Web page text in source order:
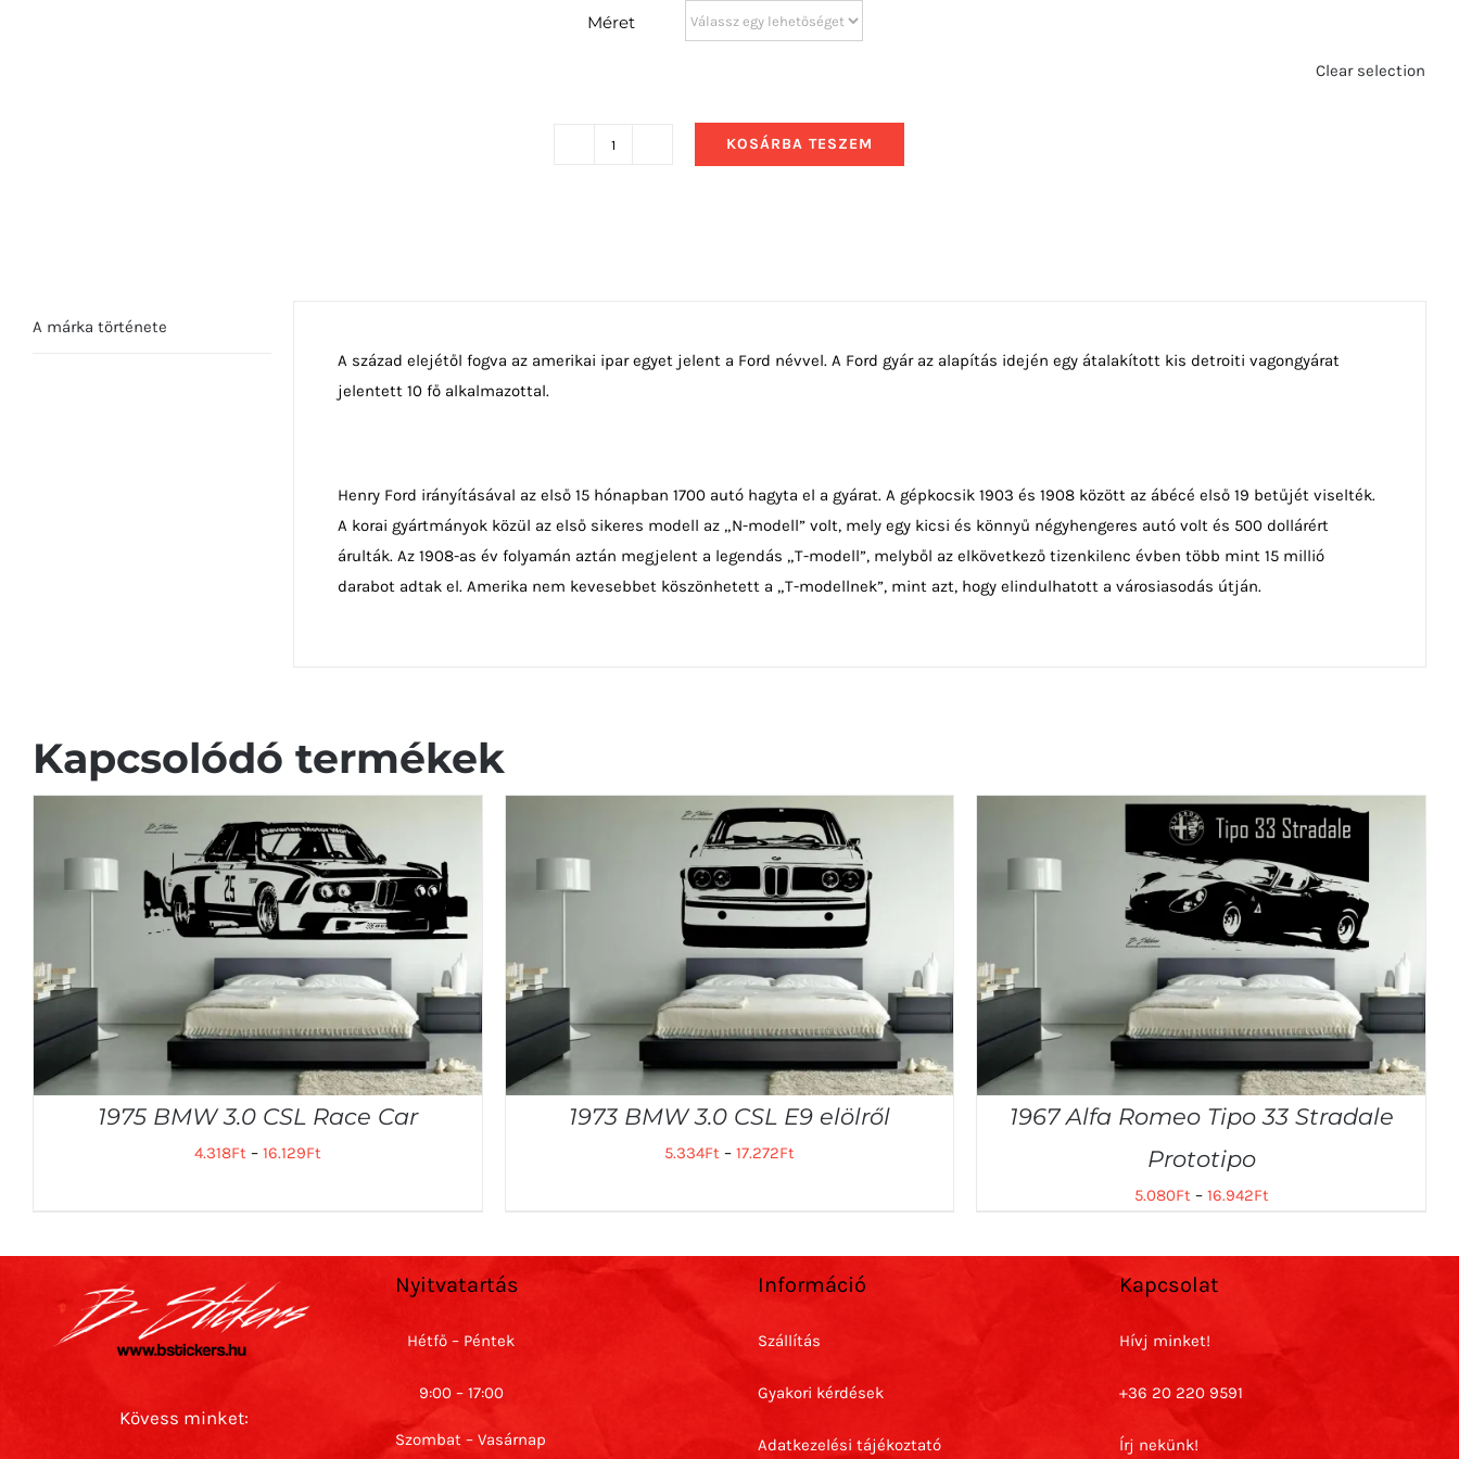
Méret
Clear selection
KOSÁRBA TESZEM
A márka története
A század elejétől fogva az amerikai ipar egyet jelent a Ford névvel. A Ford gyár az alapítás idején egy átalakított kis detroiti vagongyárat
jelentett 10 fő alkalmazottal.
Henry Ford irányításával az első 15 hónapban 1700 autó hagyta el a gyárat. A gépkocsik 1903 és 1908 között az ábécé első 19 betűjét viselték.
A korai gyártmányok közül az első sikeres modell az „N-modell” volt, mely egy kicsi és könnyű négyhengeres autó volt és 500 dollárért
árulták. Az 1908-as év folyamán aztán megjelent a legendás „T-modell”, melyből az elkövetkező tizenkilenc évben több mint 15 millió
darabot adtak el. Amerika nem kevesebbet köszönhetett a „T-modellnek”, mint azt, hogy elindulhatott a városiasodás útján.
Kapcsolódó termékek
1975 BMW 3.0 CSL Race Car
4.318Ft– 16.129Ft
1973 BMW 3.0 CSL E9 elölről
5.334Ft– 17.272Ft
1967 Alfa Romeo Tipo 33 Stradale
Prototipo
5.080Ft– 16.942Ft
Kövess minket:
Nyitvatartás
Hétfő – Péntek
9:00 – 17:00
Szombat – Vasárnap
Információ
Szállítás
Gyakori kérdések
Adatkezelési tájékoztató
Kapcsolat
Hívj minket!
+36 20 220 9591
Írj nekünk!